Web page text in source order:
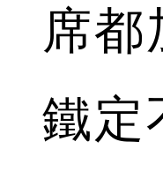
席
鐵定